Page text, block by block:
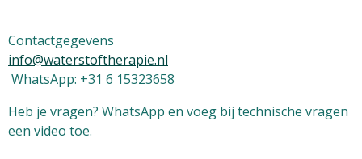
Contactgegevens
info@waterstoftherapie.nl
WhatsApp: +31 6 15323658
Heb je vragen? WhatsApp en voeg bij technische vragen
een video toe.